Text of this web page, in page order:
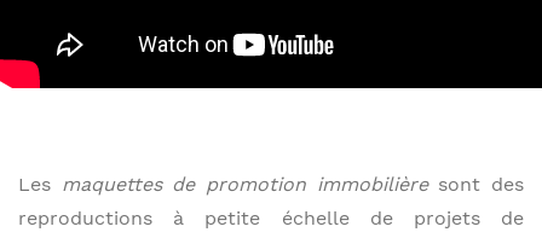
Les maquettes de promotion immobilièresont des
reproductions à petite échelle de projets de